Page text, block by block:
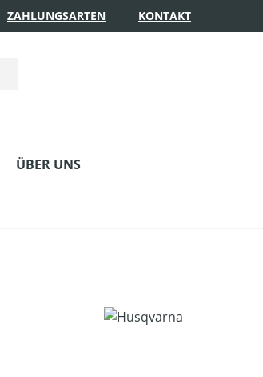
ZAHLUNGSARTEN KONTAKT
ÜBER UNS